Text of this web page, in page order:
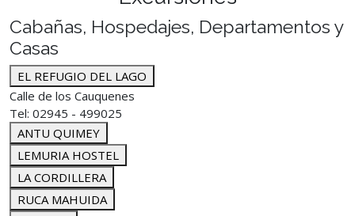
Cabañas, Hospedajes, Departamentos y
Casas
EL REFUGIO DEL LAGO
Calle de los Cauquenes
Tel: 02945 - 499025
ANTU QUIMEY
LEMURIA HOSTEL
LA CORDILLERA
RUCA MAHUIDA